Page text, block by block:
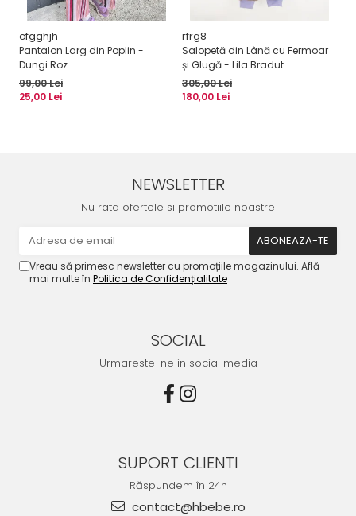
cfgghjh
Pantalon Larg din Poplin -
Dungi Roz
99,00 Lei
25,00 Lei
rfrg8
Salopetă din Lână cu Fermoar
și Glugă - Lila Bradut
305,00 Lei
180,00 Lei
NEWSLETTER
Nu rata ofertele si promotiile noastre
Vreau să primesc newsletter cu promoțiile magazinului. Află
mai multe în Politica de Confidențialitate
SOCIAL
Urmareste-ne in social media
SUPORT CLIENTI
Răspundem în 24h
contact@hbebe.ro